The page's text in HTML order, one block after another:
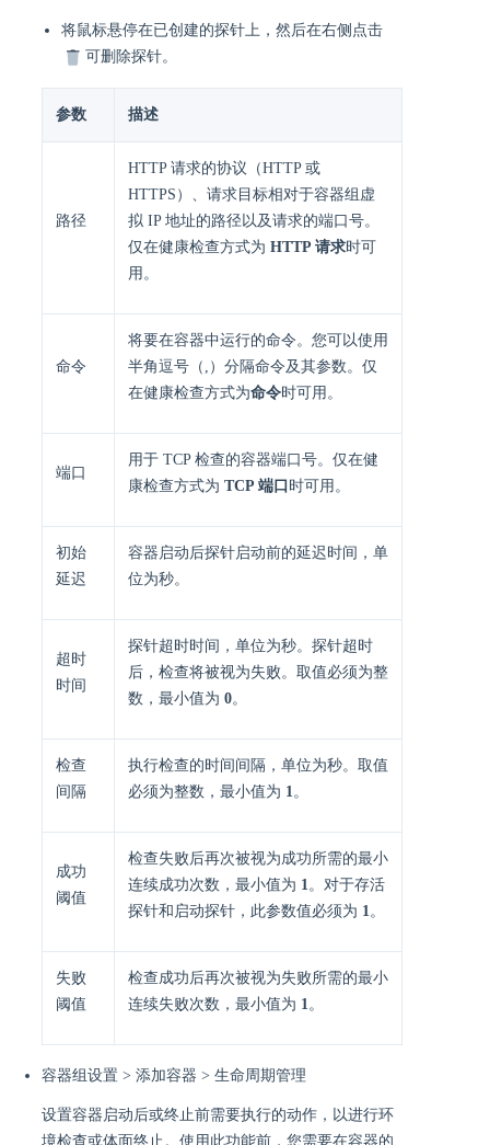
将鼠标悬停在已创建的探针上，然后在右侧点击
可删除探针。
参数 描述
路径
HTTP 请求的协议（HTTP 或
HTTPS）、请求目标相对于容器组虚
拟 IP 地址的路径以及请求的端口号。
仅在健康检查方式为 HTTP 请求时可
用。
命令
将要在容器中运行的命令。您可以使用
半角逗号（,）分隔命令及其参数。仅
在健康检查方式为命令时可用。
端口
用于 TCP 检查的容器端口号。仅在健
康检查方式为 TCP 端口 时可用。
初始
延迟
容器启动后探针启动前的延迟时间，单
位为秒。
超时
时间
探针超时时间，单位为秒。探针超时
后，检查将被视为失败。取值必须为整
数，最小值为 0。
检查
间隔
执行检查的时间间隔，单位为秒。取值
必须为整数，最小值为 1。
成功
阈值
检查失败后再次被视为成功所需的最小
连续成功次数，最小值为 1。对于存活
探针和启动探针，此参数值必须为 1。
失败
阈值
检查成功后再次被视为失败所需的最小
连续失败次数，最小值为 1。
容器组设置 > 添加容器 > 生命周期管理
设置容器启动后或终止前需要执行的动作，以进行环
境检查或体面终止。使用此功能前，您需要在容器的